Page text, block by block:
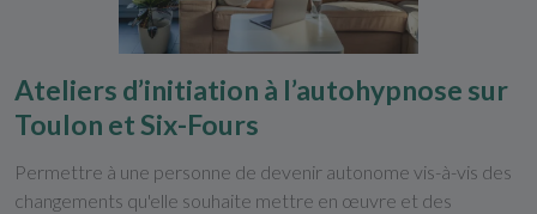
Ateliers d’initiation à l’autohypnose sur
Toulon et Six-Fours
Permettre à une personne de devenir autonome vis-à-vis des
changements qu'elle souhaite mettre en œuvre et des